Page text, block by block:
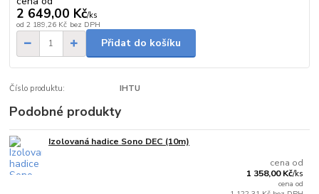
2 649,00 Kč/ks
od 2 189,26 Kč bez DPH
Přidat do košíku
Číslo produktu: IHTU
Podobné produkty
Izolovaná hadice Sono DEC (10m)
cena od
1 358,00 Kč/ks
cena od